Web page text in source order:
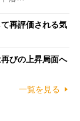
再評価される気
びの上昇局面へ
一覧を見る